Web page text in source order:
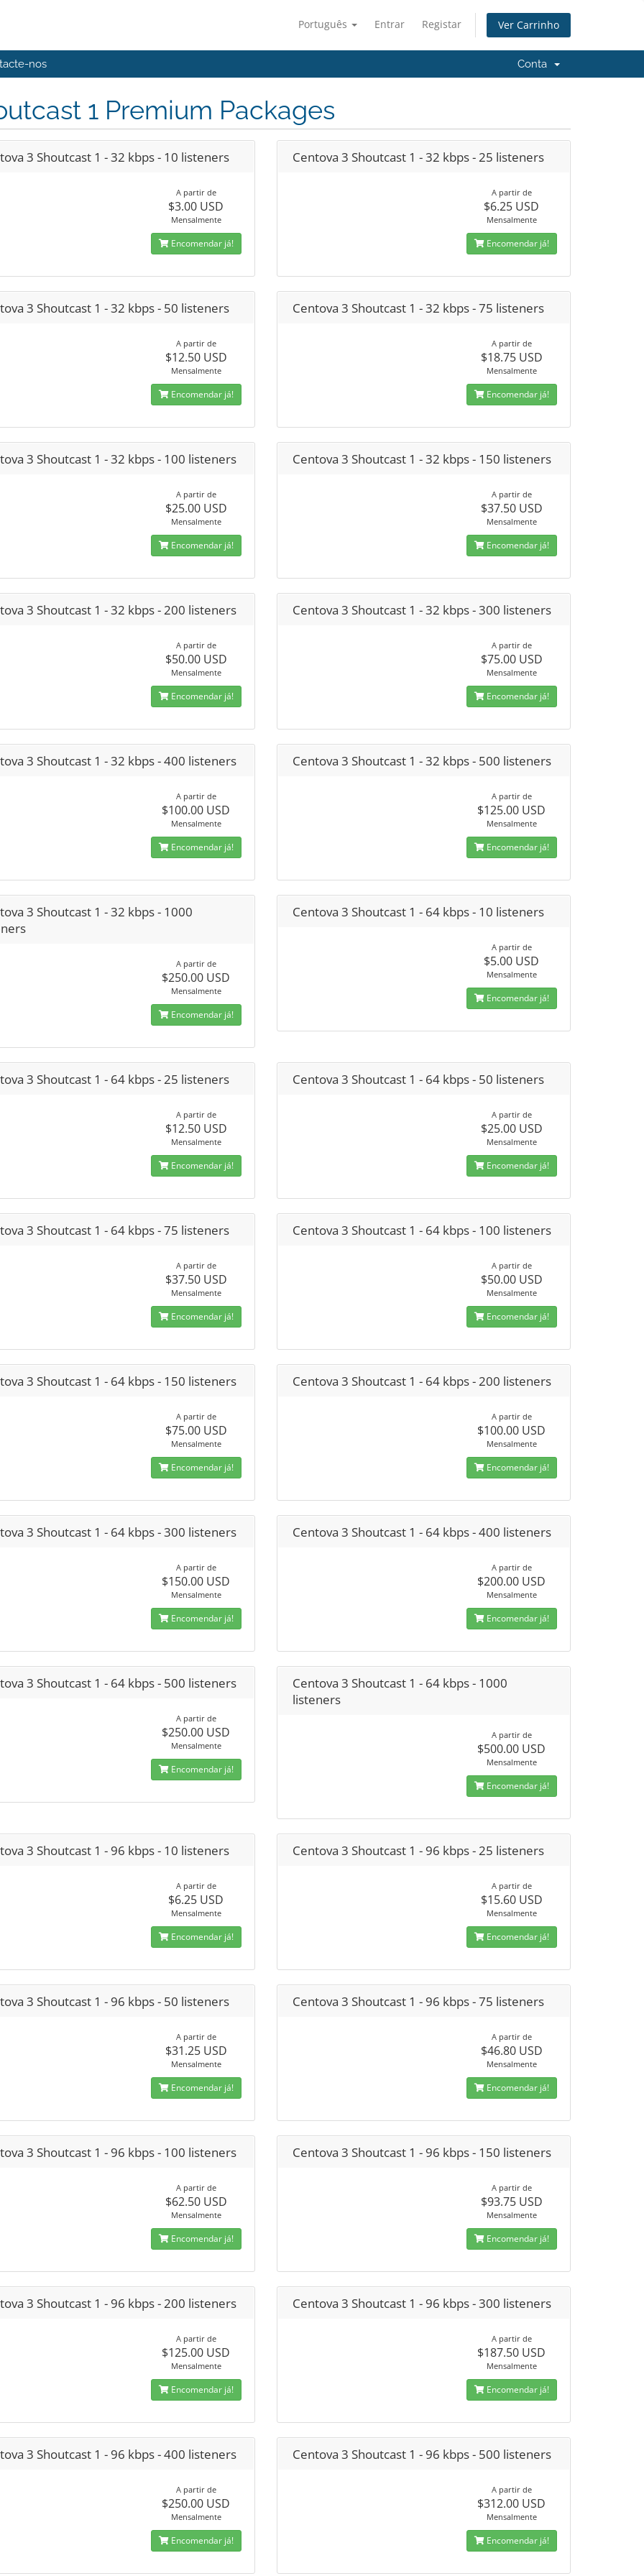
Português Entrar Registar Ver Carrinho
nos Conta
1 Premium Packages
3 Shoutcast 1 - 32 kbps - 10 listeners
A partir de
$3.00 USD
Mensalmente
Encomendar já!
Centova 3 Shoutcast 1 - 32 kbps - 25 listeners
A partir de
$6.25 USD
Mensalmente
Encomendar já!
3 Shoutcast 1 - 32 kbps - 50 listeners
A partir de
$12.50 USD
Mensalmente
Encomendar já!
Centova 3 Shoutcast 1 - 32 kbps - 75 listeners
A partir de
$18.75 USD
Mensalmente
Encomendar já!
3 Shoutcast 1 - 32 kbps - 100 listeners
A partir de
$25.00 USD
Mensalmente
Encomendar já!
Centova 3 Shoutcast 1 - 32 kbps - 150 listeners
A partir de
$37.50 USD
Mensalmente
Encomendar já!
3 Shoutcast 1 - 32 kbps - 200 listeners
A partir de
$50.00 USD
Mensalmente
Encomendar já!
Centova 3 Shoutcast 1 - 32 kbps - 300 listeners
A partir de
$75.00 USD
Mensalmente
Encomendar já!
3 Shoutcast 1 - 32 kbps - 400 listeners
A partir de
$100.00 USD
Mensalmente
Encomendar já!
Centova 3 Shoutcast 1 - 32 kbps - 500 listeners
A partir de
$125.00 USD
Mensalmente
Encomendar já!
3 Shoutcast 1 - 32 kbps - 1000
A partir de
$250.00 USD
Mensalmente
Encomendar já!
Centova 3 Shoutcast 1 - 64 kbps - 10 listeners
A partir de
$5.00 USD
Mensalmente
Encomendar já!
3 Shoutcast 1 - 64 kbps - 25 listeners
A partir de
$12.50 USD
Mensalmente
Encomendar já!
Centova 3 Shoutcast 1 - 64 kbps - 50 listeners
A partir de
$25.00 USD
Mensalmente
Encomendar já!
3 Shoutcast 1 - 64 kbps - 75 listeners
A partir de
$37.50 USD
Mensalmente
Encomendar já!
Centova 3 Shoutcast 1 - 64 kbps - 100 listeners
A partir de
$50.00 USD
Mensalmente
Encomendar já!
3 Shoutcast 1 - 64 kbps - 150 listeners
A partir de
$75.00 USD
Mensalmente
Encomendar já!
Centova 3 Shoutcast 1 - 64 kbps - 200 listeners
A partir de
$100.00 USD
Mensalmente
Encomendar já!
3 Shoutcast 1 - 64 kbps - 300 listeners
A partir de
$150.00 USD
Mensalmente
Encomendar já!
Centova 3 Shoutcast 1 - 64 kbps - 400 listeners
A partir de
$200.00 USD
Mensalmente
Encomendar já!
3 Shoutcast 1 - 64 kbps - 500 listeners
A partir de
$250.00 USD
Mensalmente
Encomendar já!
Centova 3 Shoutcast 1 - 64 kbps - 1000
listeners
A partir de
$500.00 USD
Mensalmente
Encomendar já!
3 Shoutcast 1 - 96 kbps - 10 listeners
A partir de
$6.25 USD
Mensalmente
Encomendar já!
Centova 3 Shoutcast 1 - 96 kbps - 25 listeners
A partir de
$15.60 USD
Mensalmente
Encomendar já!
3 Shoutcast 1 - 96 kbps - 50 listeners
A partir de
$31.25 USD
Mensalmente
Encomendar já!
Centova 3 Shoutcast 1 - 96 kbps - 75 listeners
A partir de
$46.80 USD
Mensalmente
Encomendar já!
3 Shoutcast 1 - 96 kbps - 100 listeners
A partir de
$62.50 USD
Mensalmente
Encomendar já!
Centova 3 Shoutcast 1 - 96 kbps - 150 listeners
A partir de
$93.75 USD
Mensalmente
Encomendar já!
3 Shoutcast 1 - 96 kbps - 200 listeners
A partir de
$125.00 USD
Mensalmente
Encomendar já!
Centova 3 Shoutcast 1 - 96 kbps - 300 listeners
A partir de
$187.50 USD
Mensalmente
Encomendar já!
3 Shoutcast 1 - 96 kbps - 400 listeners
A partir de
$250.00 USD
Mensalmente
Encomendar já!
Centova 3 Shoutcast 1 - 96 kbps - 500 listeners
A partir de
$312.00 USD
Mensalmente
Encomendar já!